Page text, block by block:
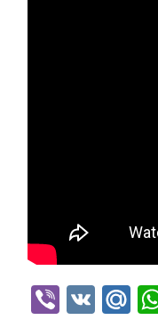
Viber
VK